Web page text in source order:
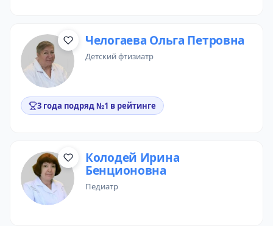
Челогаева Ольга Петровна
детский фтизиатр
3 года подряд №1 в рейтинге
Колодей Ирина
Бенционовна
педиатр